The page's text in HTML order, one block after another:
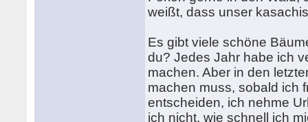
weißt, dass unser
Es gibt viele schöne
du? Jedes Jahr habe ich
machen. Aber in den
machen muss, sobald ich
entscheiden, ich nehme
ich nicht, wie schnell ich